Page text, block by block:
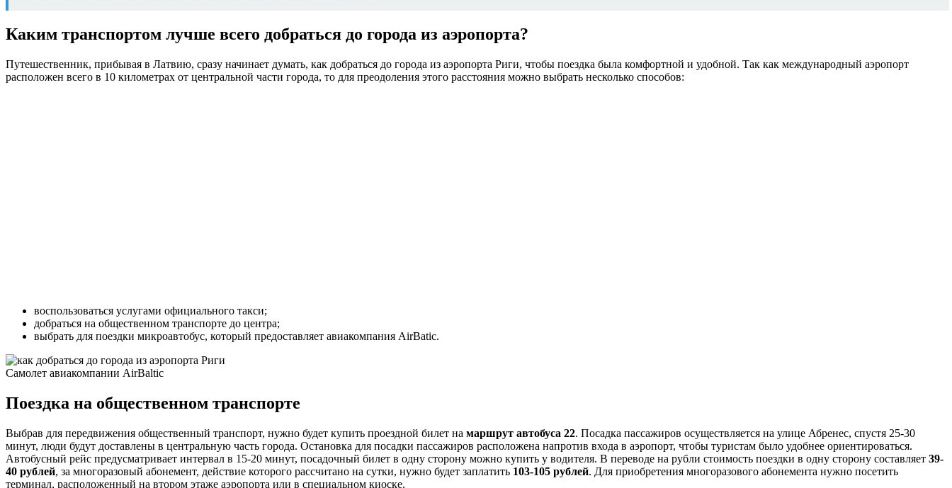
Каким транспортом лучше всего добраться до города из аэропорта?
Путешественник, прибывая в Латвию, сразу начинает думать, как добраться до города из аэропорта Риги, чтобы поездка была комфортной и удобной. Так как международный аэропорт
расположен всего в 10 километрах от центральной части города, то для преодоления этого расстояния можно выбрать несколько способов:
воспользоваться услугами официального такси;
добраться на общественном транспорте до центра;
выбрать для поездки микроавтобус, который предоставляет авиакомпания АirBatic.
Самолет авиакомпании AirBaltic
Поездка на общественном транспорте
Выбрав для передвижения общественный транспорт, нужно будет купить проездной билет на маршрут автобуса 22. Посадка пассажиров осуществляется на улице Абренес, спустя 25-30
минут, люди будут доставлены в центральную часть города. Остановка для посадки пассажиров расположена напротив входа в аэропорт, чтобы туристам было удобнее ориентироваться.
Автобусный рейс предусматривает интервал в 15-20 минут, посадочный билет в одну сторону можно купить у водителя. В переводе на рубли стоимость поездки в одну сторону составляет 39-
40 рублей, за многоразовый абонемент, действие которого рассчитано на сутки, нужно будет заплатить 103-105 рублей. Для приобретения многоразового абонемента нужно посетить
терминал, расположенный на втором этаже аэропорта или в специальном киоске.